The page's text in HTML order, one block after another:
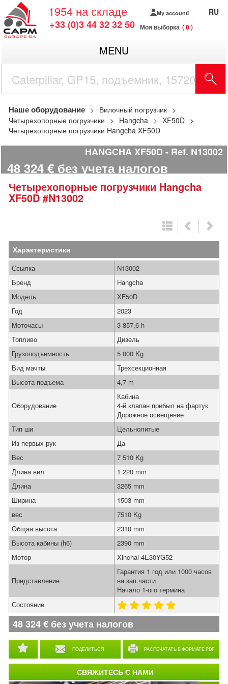
1954 на складе
+33 (0)3 44 32 32 50
My account
Моя выборка 0
RU
MENU
Наше оборудование
Вилочный погрузчик
Четырехопорные погрузчики
Hangcha
XF50D
Четырехопорные погрузчики Hangcha XF50D
HANGCHA XF50D Ref. N13002
48 324 € без учета налогов
Четырехопорные погрузчики Hangcha
XF50D #N13002
Характеристики
ПОДЕЛИТЬСЯ РАСПЕЧАТАТЬ В ФОРМАТЕ PDF
Ссылка
N13002
Бренд
Hangcha
Модель
XF50D
Год
2023
Моточасы
3 857,6 h
Топливо
Дизель
Грузоподъемность
5 000 Kg
Вид мачты
Трехсекционная
Высота подъема
4,7 m
Оборудование
Кабина
4-й клапан прибыл на фартук
Дорожное освещение
Тип ши
Цельнолитые
Из первых рук
Да
Вес
7 510 Kg
Длина вил
1 220 mm
Длина
3265 mm
Ширина
1503 mm
вес
7510 Kg
Общая высота
2310 mm
Высота кабины (h6)
2390 mm
Мотор
Xinchai 4E30YG52
Представление
Гарантия 1 год или 1000 часов
на зап.части
Начало 1-ого термина
Состояние
48 324€ без учета налогов
СВЯЖИТЕСЬ С НАМИ